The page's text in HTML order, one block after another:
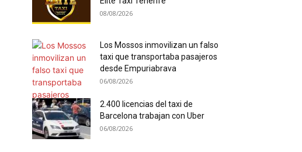
08/08/2026
Los Mossos inmovilizan un falso
taxi que transportaba pasajeros
desde Empuriabrava
06/08/2026
2.400 licencias del taxi de
Barcelona trabajan con Uber
06/08/2026